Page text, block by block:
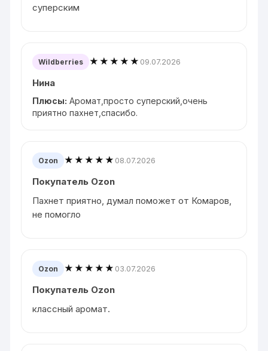
суперским
Wildberries ★★★★★ 09.07.2026
Нина
Плюсы: Аромат,просто суперский,очень
приятно пахнет,спасибо.
Ozon ★★★★★ 08.07.2026
Покупатель Ozon
Пахнет приятно, думал поможет от Комаров,
не помогло
Ozon ★★★★★ 03.07.2026
Покупатель Ozon
классный аромат.